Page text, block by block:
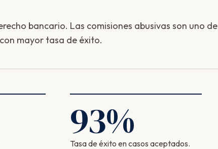
bancario. Las comisiones abusivas son uno de
mayor tasa de éxito.
93%
Tasa de éxito en casos aceptados.